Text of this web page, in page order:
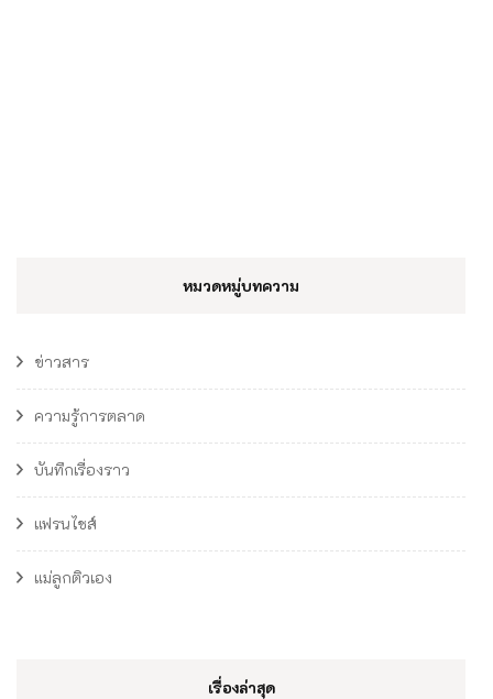
หมวดหมู่บทความ
ข่าวสาร
ความรู้การตลาด
บันทึกเรื่องราว
แฟรนไชส์
แม่ลูกติวเอง
เรื่องล่าสุด